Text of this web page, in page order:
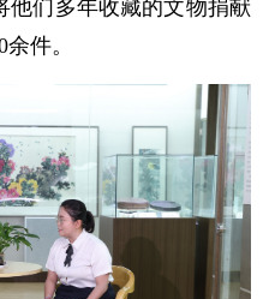
他们多年收藏的文物捐献
件。